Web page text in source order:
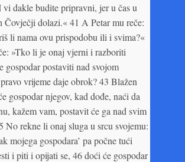
dakle budite pripravni, jer u čas u
dolazi.« 41 A Petar mu reče:
li nama ovu prispodobu ili i svima?«
»Tko li je onaj vjerni i razboriti
gospodar postaviti nad svojom
vrijeme daje obrok? 43 Blažen
gospodar njegov, kad dođe, naći da
kažem vam, postavit će ga nad svim
No rekne li onaj sluga u srcu svojemu:
mojega gospodara’ pa počne tući
i piti i opijati se, 46 doći će gospodar